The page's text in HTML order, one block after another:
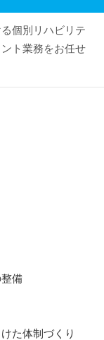
個別リハビリテ
ト業務をお任せ
備
た体制づくり